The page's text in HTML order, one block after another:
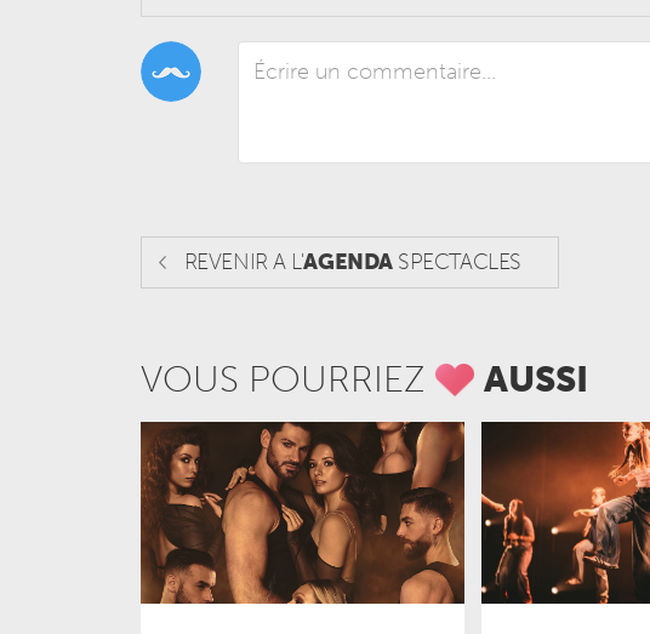
REVENIR A L'AGENDASPECTACLES
VOUS POURRIEZ AUSSI